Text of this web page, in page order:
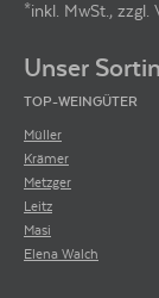
*inkl. MwSt., zzgl.
Unser
TOP-WEINGÜTER
Müller
Krämer
Metzger
Leitz
Masi
Elena Walch